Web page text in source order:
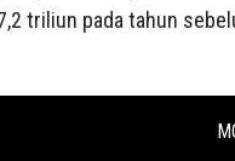
triliun pada tahun